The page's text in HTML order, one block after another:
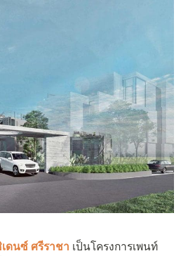
เดนซ์ ศรีราชา เป็นโครงการเพนท์